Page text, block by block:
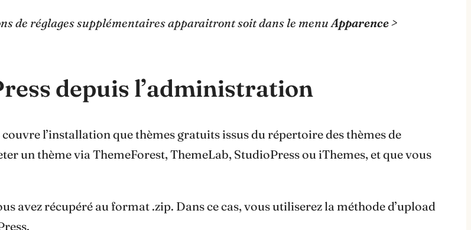
de réglages supplémentaires apparaitront soit dans le menuApparence >
depuis l’administration
l’installation que thèmes gratuits issus du répertoire des thèmes de
un thème via ThemeForest, ThemeLab, StudioPress ou iThemes, et que vous
avez récupéré au format .zip. Dans ce cas, vous utiliserez la méthode d’upload